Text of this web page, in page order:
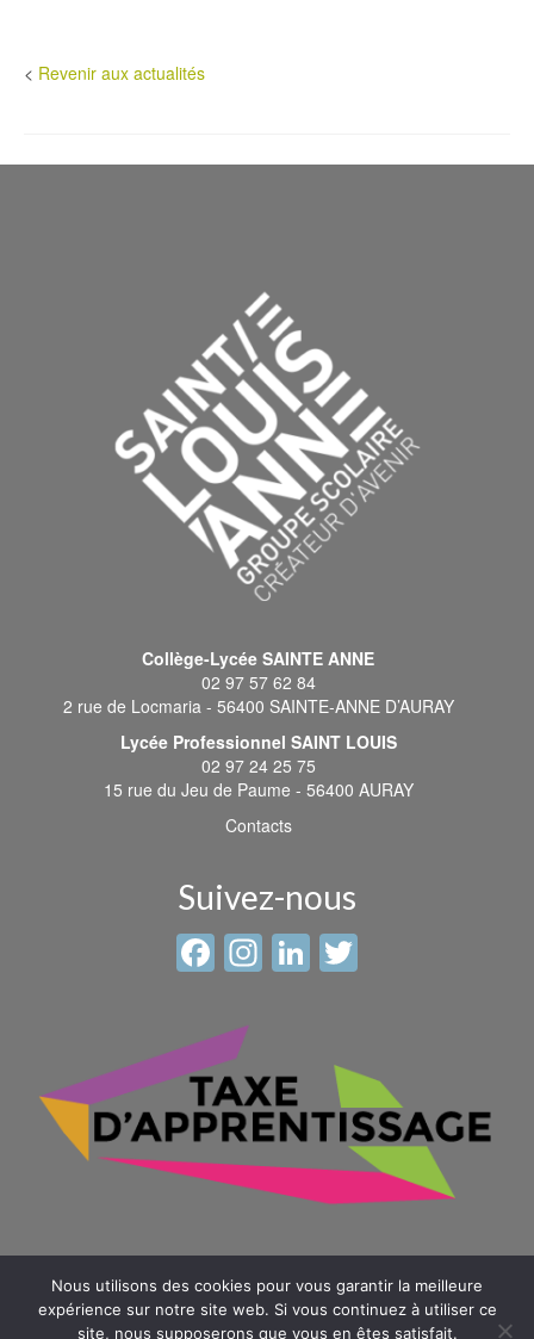
< Revenir aux actualités
Collège-Lycée SAINTE ANNE
02 97 57 62 84
2 rue de Locmaria - 56400 SAINTE-ANNE D’AURAY
Lycée Professionnel SAINT LOUIS
02 97 24 25 75
15 rue du Jeu de Paume - 56400 AURAY
Contacts
Suivez-nous
Facebook
Instagram
LinkedIn
Nous utilisons des cookies pour vous garantir la meilleure
expérience sur notre site web. Si vous continuez à utiliser ce
site, nous supposerons que vous en êtes satisfait.